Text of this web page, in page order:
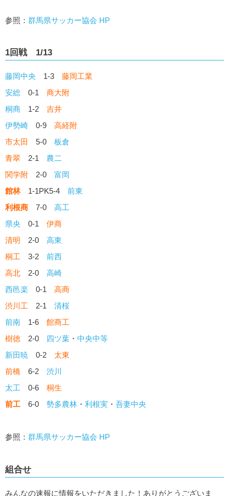
参照： 群馬県サッカー協会 HP
1回戦 1/13
藤岡中央 1-3 藤岡工業
安総 0-1 商大附
桐商 1-2 吉井
伊勢崎 0-9 高経附
市太田
5-0 板倉
青翠 2-1 農二
関学附 2-0 富岡
館林1-1PK5-4 前東
利根商 7-0 高工
県央 0-1 伊商
清明
2-0 高東
桐工
3-2 前西
高北
2-0 高崎
西邑楽 0-1 高商
渋川工
2-1 清桜
前南 1-6 館商工
樹徳 2-0 四ツ葉 ・ 中央中等
新田暁 0-2 太東
前橋
6-2 渋川
太工 0-6 桐生
前工 6-0 勢多農林 ・ 利根実 ・ 吾妻中央
参照： 群馬県サッカー協会 HP
組合せ
みんなの速報に情報をいただきました！ありがとうございま